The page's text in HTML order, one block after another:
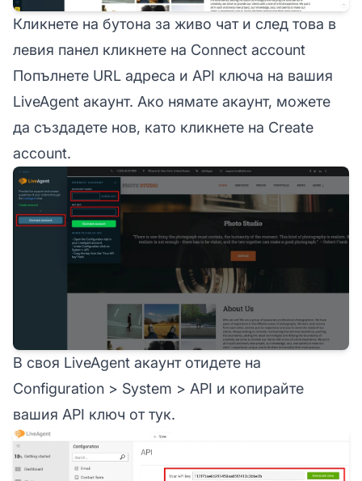
Кликнете на бутона за живо чат и след това в
левия панел кликнете на Connect account
Попълнете URL адреса и API ключа на вашия
LiveAgent акаунт. Ако нямате акаунт, можете
да създадете нов, като кликнете на Create
account.
В своя LiveAgent акаунт отидете на
Configuration > System > API и копирайте
вашия API ключ от тук.